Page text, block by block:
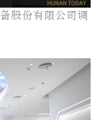
股份有限公司调